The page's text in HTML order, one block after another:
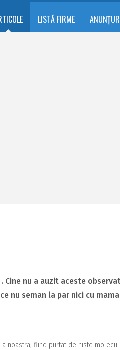
LISTĂ FIRME
Cine nu a auzit aceste
nu seman la par nici cu
fiind purtat de niste